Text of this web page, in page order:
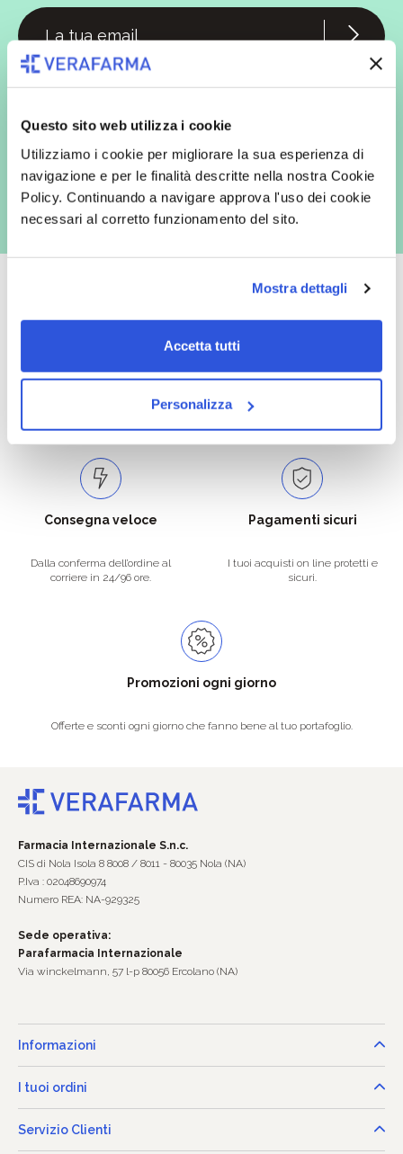
Questo sito web utilizza i cookie
Utilizziamo i cookie per migliorare la sua esperienza di
navigazione e per le finalità descritte nella nostra Cookie
Policy. Continuando a navigare approva l'uso dei cookie
necessari al corretto funzionamento del sito.
Mostra dettagli
Accetta tutti
Personalizza
In qualità di interessato, avendo letto l’informativa
redatta ai sensi del Regolamento EU 2016/679, acconsento
marketing (con modalità telematiche - quali ad es. newsletter ed e-mail
es. posta cartacea)
Oltre 50.000 prodotti
Catalogo prodotti ampio e completo
per soddisfare tutte le esigenze.
Spedizione gratuita
Con un acquisto minimo di 29.90 €
la spedizione la regaliamo noi.
Spedizioni in tutta Europa a 20€.
Consegna veloce
Dalla conferma dell’ordine al
corriere in 24/96 ore.
Pagamenti sicuri
I tuoi acquisti on line protetti e
sicuri.
Promozioni ogni giorno
Offerte e sconti ogni giorno che fanno bene al tuo portafoglio.
Farmacia Internazionale S.n.c.
CIS di Nola Isola 8 8008 / 8011 - 80035 Nola (NA)
P.Iva : 02048690974
Numero REA: NA-929325
Sede operativa:
Parafarmacia Internazionale
Via winckelmann, 57 l-p 80056 Ercolano (NA)
Informazioni
I tuoi ordini
Servizio Clienti